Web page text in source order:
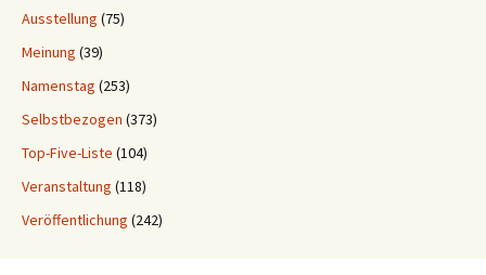
Ausstellung (75)
Meinung (39)
Namenstag (253)
Selbstbezogen (373)
Top-Five-Liste (104)
Veranstaltung (118)
Veröffentlichung (242)